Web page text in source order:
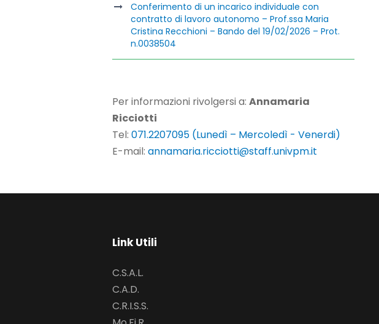
Conferimento di un incarico individuale con
contratto di lavoro autonomo – Prof.ssa Maria
Cristina Recchioni – Bando del 19/02/2026 – Prot.
n.0038504
Per informazioni rivolgersi a:Annamaria
Ricciotti
Tel: 071.2207095 (Lunedì – Mercoledì - Venerdi)
E-mail:annamaria.ricciotti@staff.univpm.it
Link Utili
C.S.A.L.
C.A.D.
C.R.I.S.S.